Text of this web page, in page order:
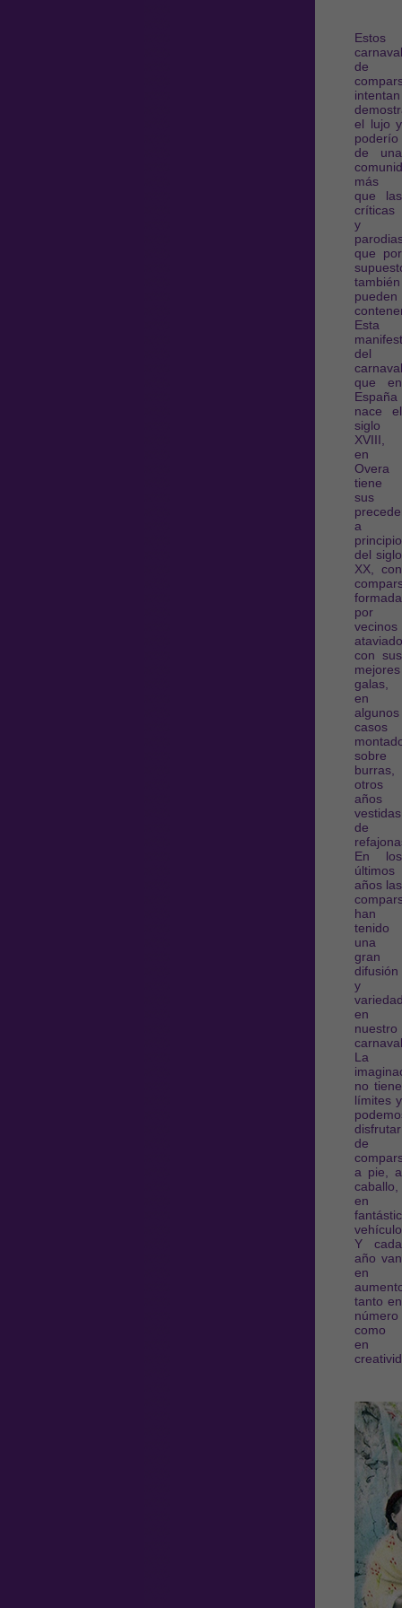
Estos
de
intentan
el lujo y
poderío
de una
más
que las
críticas
y
que por
también
pueden
Esta
del
que en
España
nace el
siglo
XVIII,
en
Overa
tiene
sus
a
del siglo
XX, con
por
vecinos
con sus
mejores
galas,
en
algunos
casos
sobre
burras,
otros
años
vestidas
de
En los
últimos
años las
han
tenido
una
gran
difusión
y
en
nuestro
La
no tiene
límites y
disfrutar
de
a pie, a
caballo,
en
Y cada
año van
en
tanto en
número
como
en